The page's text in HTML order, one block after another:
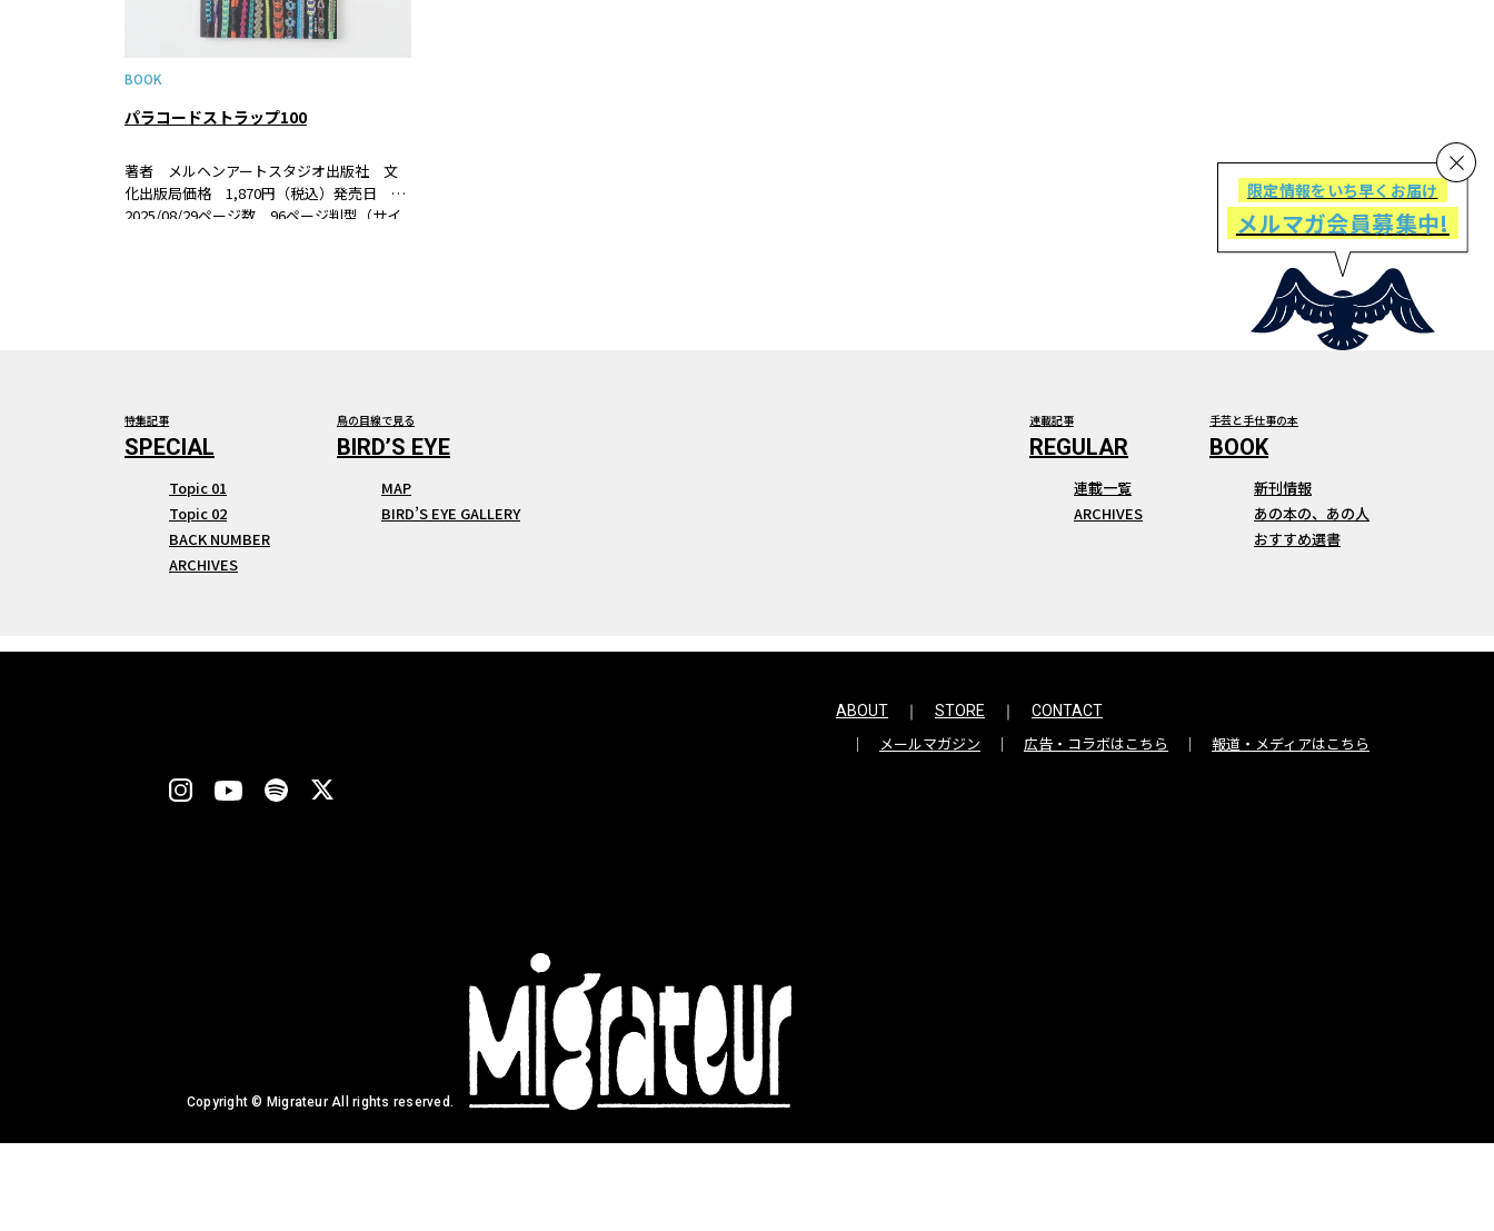
BOOK
パラコードストラップ100
著者 メルヘンアートスタジオ出版社 文
化出版局価格 1,870円（税込）発売日
2025/08/29ページ数 96ページ判型（サイ
限定情報をいち早くお届け
メルマガ会員募集中!
特集記事
Topic 01
Topic 02
BACK NUMBER
ARCHIVES
鳥の目線で見る
MAP
BIRD’S EYE GALLERY
連載記事
連載一覧
ARCHIVES
手芸と手仕事の本
新刊情報
あの本の、あの人
おすすめ選書
ABOUT STORE CONTACT
メールマガジン 広告・コラボはこちら 報道・メディアはこちら
Copyright © Migrateur All rights reserved.